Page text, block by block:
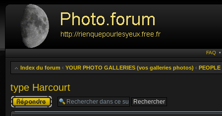
FAQ
Index du forum ‹ YOUR PHOTO GALLERIES (vos galleries photos) ‹
type Harcourt
Publier une
réponse